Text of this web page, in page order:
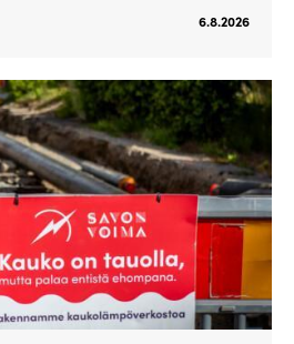
6.8.2026